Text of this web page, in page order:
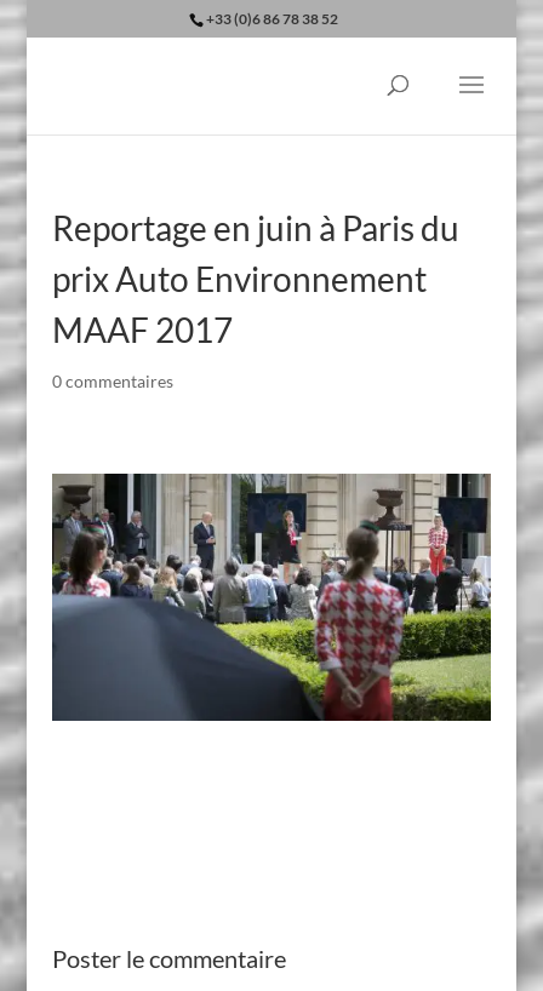
+33 (0)6 86 78 38 52
Reportage en juin à Paris du
prix Auto Environnement
MAAF 2017
0 commentaires
Poster le commentaire